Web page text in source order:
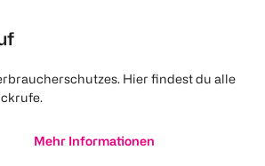
Hier findest du alle
Mehr Informationen